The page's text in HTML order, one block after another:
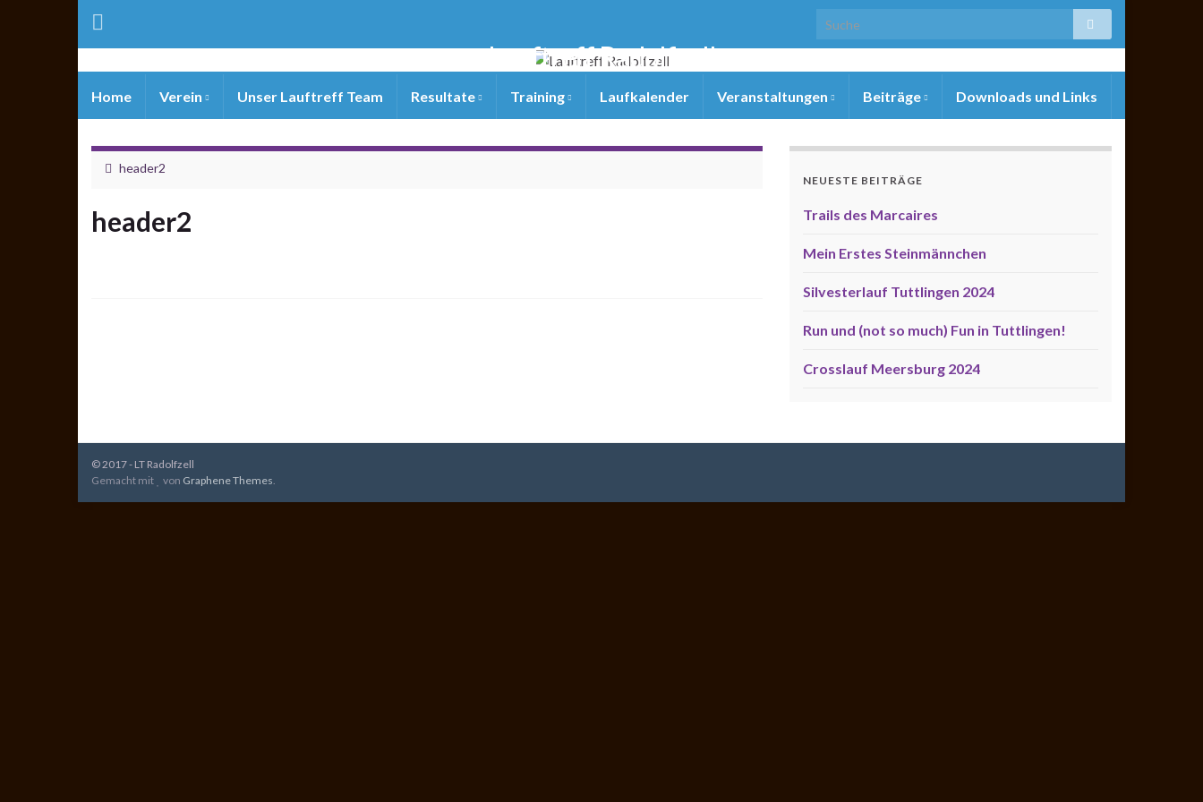
Lauftreff Radolfzell
Home Verein Unser Lauftreff Team Resultate Training Laufkalender Veranstaltungen Beiträge Downloads und Links
header2
header2
NEUESTE BEITRÄGE
Trails des Marcaires
Mein Erstes Steinmännchen
Silvesterlauf Tuttlingen 2024
Run und (not so much) Fun in Tuttlingen!
Crosslauf Meersburg 2024
© 2017 - LT Radolfzell
Gemacht mit
von Graphene Themes.